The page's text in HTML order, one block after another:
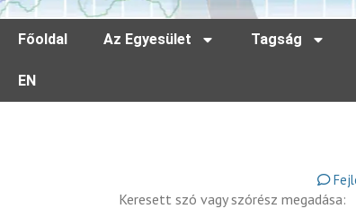
Főoldal Az Egyesület Tagság
EN
Keresett szó vagy szórész megadása: